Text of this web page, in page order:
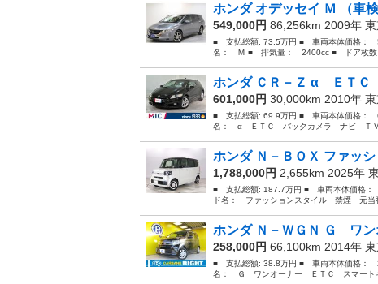
ホンダ オデッセイ Ｍ （車検
549,000円 86,256km 2009年
■ 支払総額: 73.5万円 ■ 車両本体価格
名： Ｍ ■ 排気量： 2400cc ■ ドア枚数
ホンダ ＣＲ－Ｚ α ＥＴ
601,000円 30,000km 2010年
■ 支払総額: 69.9万円 ■ 車両本体価格
名： α ＥＴＣ バックカメラ ナビ ＴＶ
ホンダ Ｎ－ＢＯＸ ファ
1,788,000円 2,655km 2025年
■ 支払総額: 187.7万円 ■ 車両本体価格
ド名： ファッションスタイル 禁煙 元
ホンダ Ｎ－ＷＧＮ Ｇ ワ
258,000円 66,100km 2014年
■ 支払総額: 38.8万円 ■ 車両本体価格
名： Ｇ ワンオーナー ＥＴＣ スマート